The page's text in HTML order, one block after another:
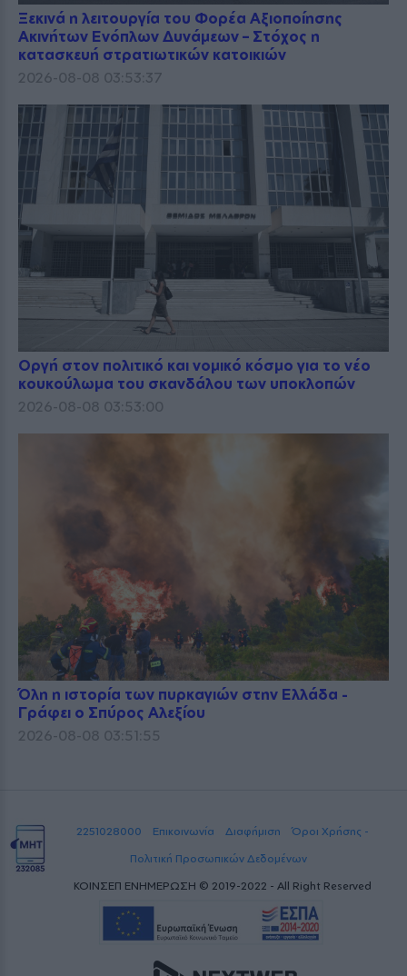
Ξεκινά η λειτουργία του Φορέα Αξιοποίησης
Ακινήτων Ενόπλων Δυνάμεων – Στόχος η
κατασκευή στρατιωτικών κατοικιών
2026-08-08 03:53:37
Οργή στον πολιτικό και νομικό κόσμο για το νέο
κουκούλωμα του σκανδάλου των υποκλοπών
2026-08-08 03:53:00
Όλη η ιστορία των πυρκαγιών στην Ελλάδα -
Γράφει ο Σπύρος Αλεξίου
2026-08-08 03:51:55
2251028000 Επικοινωνία Διαφήμιση
Όροι Χρήσης -
Πολιτική Προσωπικών Δεδομένων
ΚΟΙΝΣΕΠ ΕΝΗΜΕΡΩΣΗ © 2019-2022 - All Right Reserved